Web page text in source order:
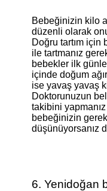
Bebeğinizin kilo
düzenli olarak
Doğru tartım için
ile tartmanız
bebekler ilk
içinde doğum
ise yavaş yavaş
Doktorunuzun
takibini
bebeğinizin
düşünüyorsanız
6. Yenidoğan